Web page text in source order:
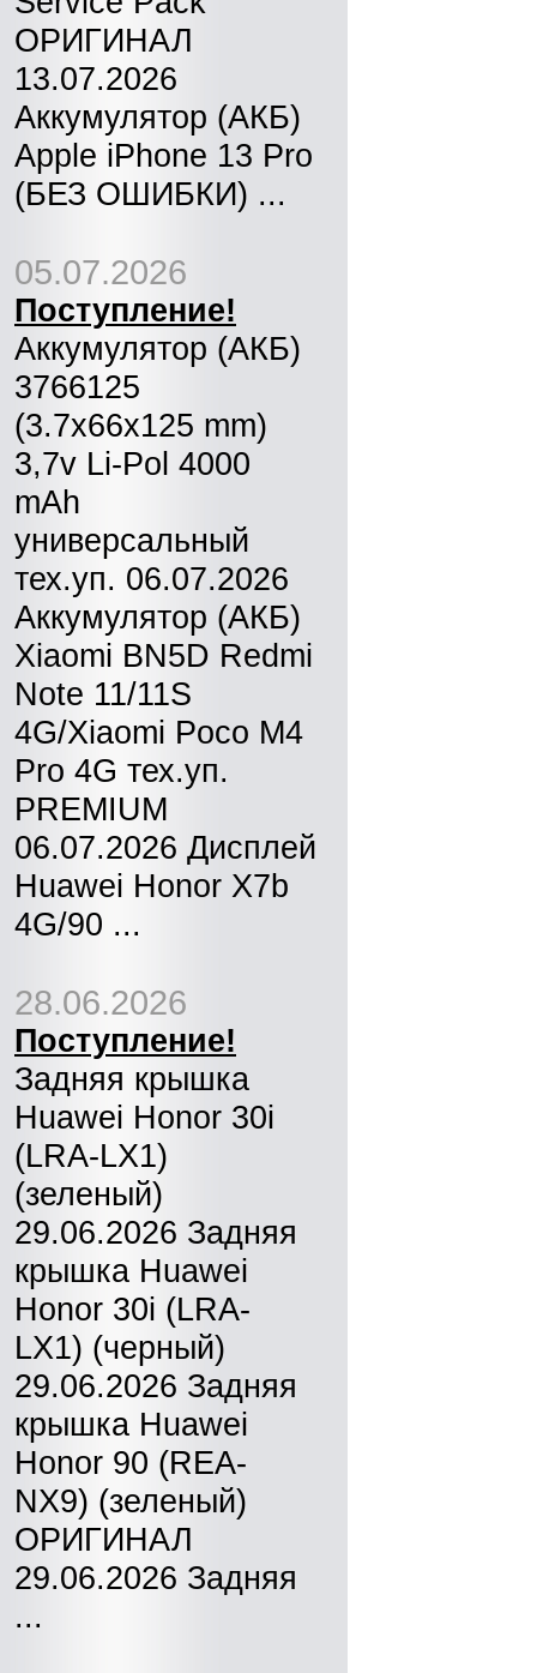
ОРИГИНАЛ
13.07.2026
Аккумулятор (АКБ)
Apple iPhone 13 Pro
(БЕЗ ОШИБКИ) ...
05.07.2026
Поступление!
Аккумулятор (АКБ)
3766125
(3.7x66x125 mm)
3,7v Li-Pol 4000
mAh
универсальный
тех.уп. 06.07.2026
Аккумулятор (АКБ)
Xiaomi BN5D Redmi
Note 11/11S
4G/Xiaomi Poco M4
Pro 4G тех.уп.
PREMIUM
06.07.2026 Дисплей
Huawei Honor X7b
4G/90 ...
28.06.2026
Поступление!
Задняя крышка
Huawei Honor 30i
(LRA-LX1)
(зеленый)
29.06.2026 Задняя
крышка Huawei
Honor 30i (LRA-
LX1) (черный)
29.06.2026 Задняя
крышка Huawei
Honor 90 (REA-
NX9) (зеленый)
ОРИГИНАЛ
29.06.2026 Задняя
...